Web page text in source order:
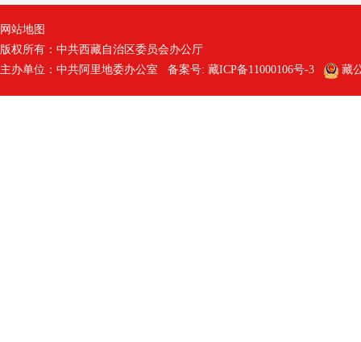
网站地图
版权所有：中共西藏自治区委员会办公厅
主办单位：中共阿里地委办公室 备案号: 藏ICP备11000106号-3 藏